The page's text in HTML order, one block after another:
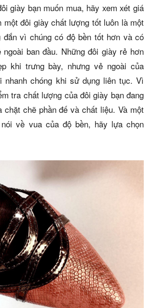
giày bạn muốn mua, hãy xem xét giá
một đôi giày chất lượng tốt luôn là một
đắn vì chúng có độ bền tốt hơn và có
ban đầu. Những đôi giày rẻ hơn
khi trưng bày, nhưng vẻ ngoài của
nhanh chóng khi sử dụng liên tục. Vì
tra chất lượng của đôi giày bạn đang
chặt chẽ phần đế và chất liệu. Và một
về vua của độ bền, hãy lựa chọn